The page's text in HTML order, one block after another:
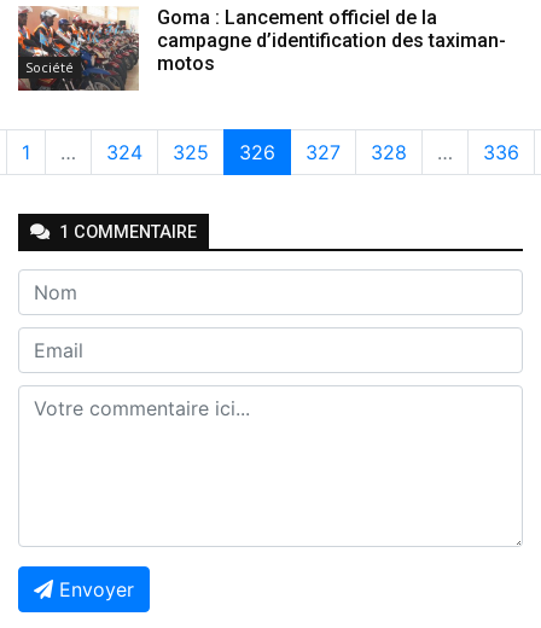
Société
Goma : Lancement officiel de la
campagne d’identification des taximan-
motos
1 … 324 325 326 327 328 … 336
1 COMMENTAIRE
Envoyer